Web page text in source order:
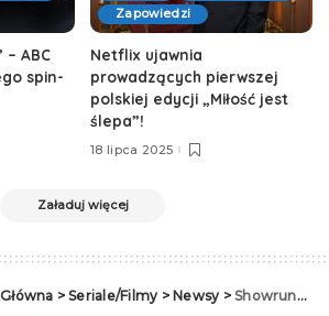
– ABC
spin-
Zapowiedzi
Netflix ujawnia
prowadzących pierwszej
polskiej edycji „Miłość jest
ślepa”!
18 lipca 2025
Załaduj więcej
>Seriale/Filmy> Newsy>Showrunner serialu „X-Men ’97” został zwolniony tuż przed premierą.